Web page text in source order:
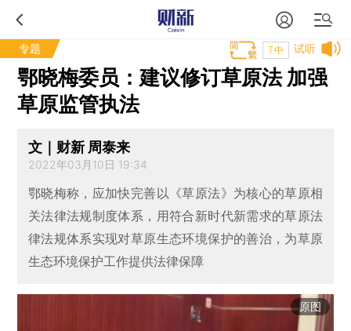
专题 试听
T中
鄂晓梅委员：建议修订草原法 加强
草原监管执法
文｜财新 周泰来
2022年03月10日 19:34
鄂晓梅称，应加快完善以《草原法》为核心的草原相
关法律法规制度体系，用符合新时代新需求的草原法
律法规体系实现对草原生态环境保护的善治，为草原
生态环境保护工作提供法律保障
原图